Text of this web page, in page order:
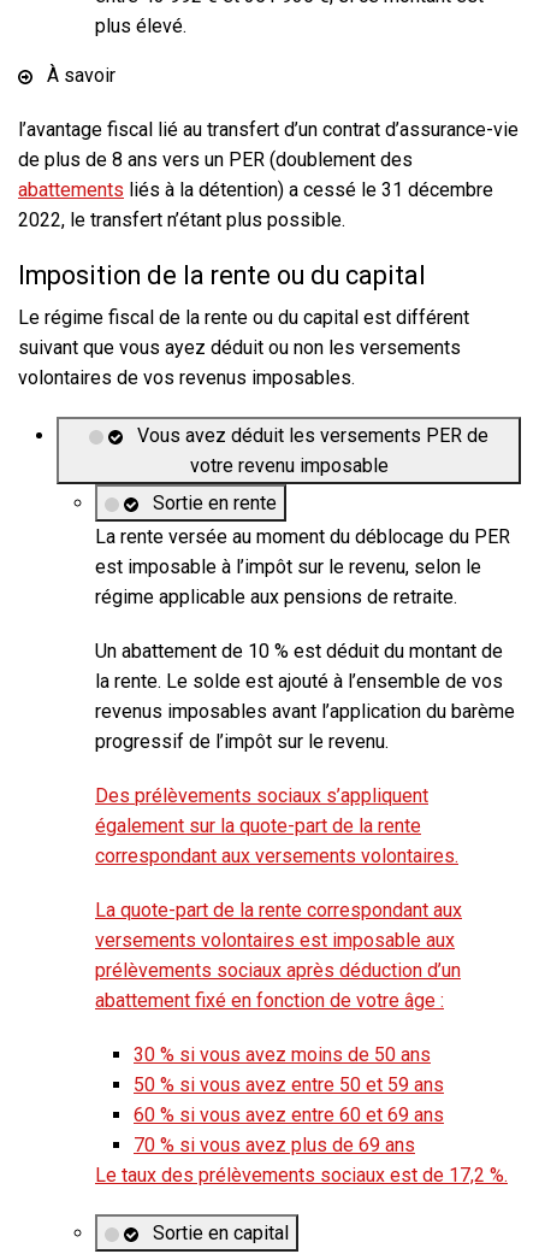
plus élevé.
À savoir
l’avantage fiscal lié au transfert d’un contrat d’assurance-vie
de plus de 8 ans vers un PER (doublement des
abattements liés à la détention) a cessé le 31 décembre
2022, le transfert n’étant plus possible.
Imposition de la rente ou du capital
Le régime fiscal de la rente ou du capital est différent
suivant que vous ayez déduit ou non les versements
volontaires de vos revenus imposables.
Vous avez déduit les versements PER de
votre revenu imposable
Sortie en rente
La rente versée au moment du déblocage du PER
est imposable à l’impôt sur le revenu, selon le
régime applicable aux pensions de retraite.
Un abattement de 10 % est déduit du montant de
la rente. Le solde est ajouté à l’ensemble de vos
revenus imposables avant l’application du barème
progressif de l’impôt sur le revenu.
Des prélèvements sociaux s’appliquent
également sur la quote-part de la rente
correspondant aux versements volontaires.
La quote-part de la rente correspondant aux
versements volontaires est imposable aux
prélèvements sociaux après déduction d’un
abattement fixé en fonction de votre âge :
30 % si vous avez moins de 50 ans
50 % si vous avez entre 50 et 59 ans
60 % si vous avez entre 60 et 69 ans
70 % si vous avez plus de 69 ans
Le taux des prélèvements sociaux est de 17,2 %.
Sortie en capital